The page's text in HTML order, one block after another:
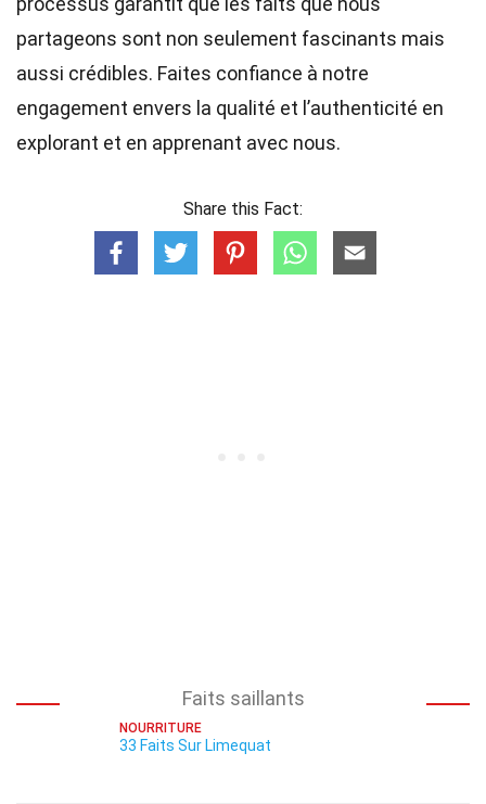
partageons sont non seulement fascinants mais
aussi crédibles. Faites confiance à notre
engagement envers la qualité et l’authenticité en
explorant et en apprenant avec nous.
Share this Fact:
Faits saillants
NOURRITURE
33 Faits Sur Limequat